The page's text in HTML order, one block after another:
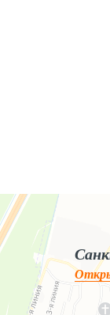
Яндекс.Карты
Яндекс.Карты — поиск